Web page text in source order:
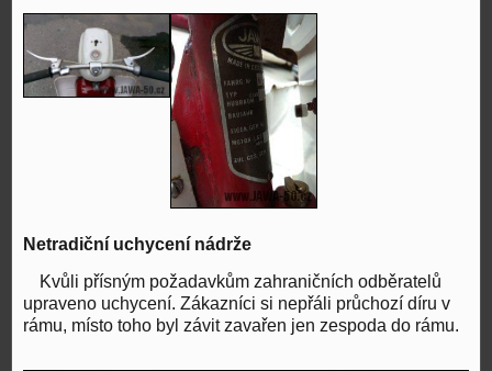
Netradiční uchycení nádrže
Kvůli přísným požadavkům zahraničních odběratelů
upraveno uchycení. Zákazníci si nepřáli průchozí díru v
rámu, místo toho byl závit zavařen jen zespoda do rámu.